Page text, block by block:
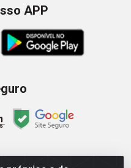
APP